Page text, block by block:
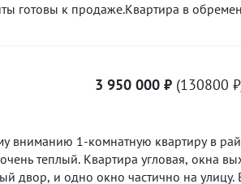
готовы к продаже.Квартира в
3 950 000 ₽ (130800
1-комнатную квартиру в
теплый. Квартира угловая, окна
двор, и одно окно частично на улицу.